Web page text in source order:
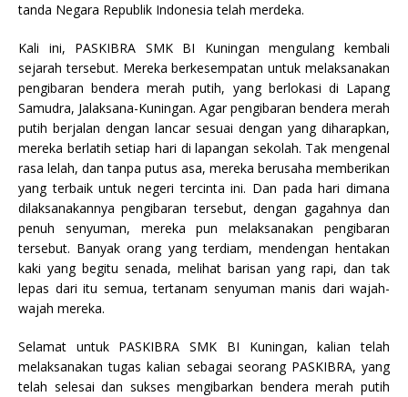
tanda Negara Republik Indonesia telah merdeka.
Kali ini, PASKIBRA SMK BI Kuningan mengulang kembali
sejarah tersebut. Mereka berkesempatan untuk melaksanakan
pengibaran bendera merah putih, yang berlokasi di Lapang
Samudra, Jalaksana-Kuningan. Agar pengibaran bendera merah
putih berjalan dengan lancar sesuai dengan yang diharapkan,
mereka berlatih setiap hari di lapangan sekolah. Tak mengenal
rasa lelah, dan tanpa putus asa, mereka berusaha memberikan
yang terbaik untuk negeri tercinta ini. Dan pada hari dimana
dilaksanakannya pengibaran tersebut, dengan gagahnya dan
penuh senyuman, mereka pun melaksanakan pengibaran
tersebut. Banyak orang yang terdiam, mendengan hentakan
kaki yang begitu senada, melihat barisan yang rapi, dan tak
lepas dari itu semua, tertanam senyuman manis dari wajah-
wajah mereka.
Selamat untuk PASKIBRA SMK BI Kuningan, kalian telah
melaksanakan tugas kalian sebagai seorang PASKIBRA, yang
telah selesai dan sukses mengibarkan bendera merah putih